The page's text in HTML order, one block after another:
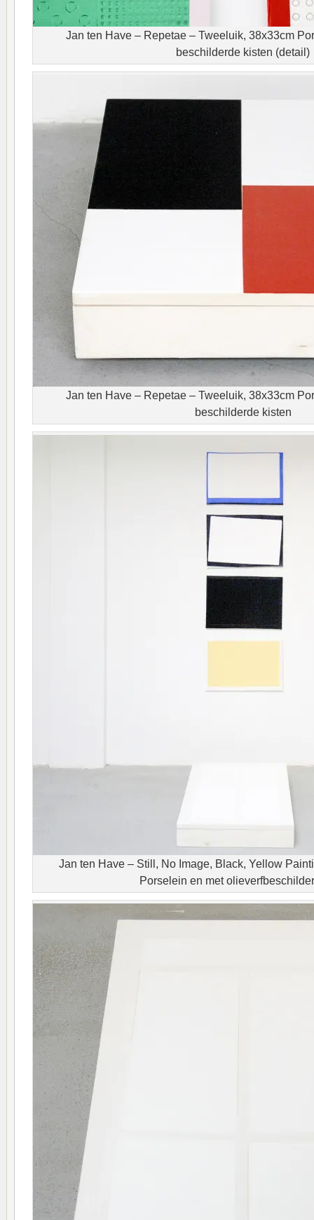
Jan ten Have – Repetae – Tweeluik, 38x33cm
beschilderde kisten (detail)
Jan ten Have – Repetae – Tweeluik, 38x33cm
beschilderde kisten
Jan ten Have – Still, No Image, Black, Yellow
Porselein en met